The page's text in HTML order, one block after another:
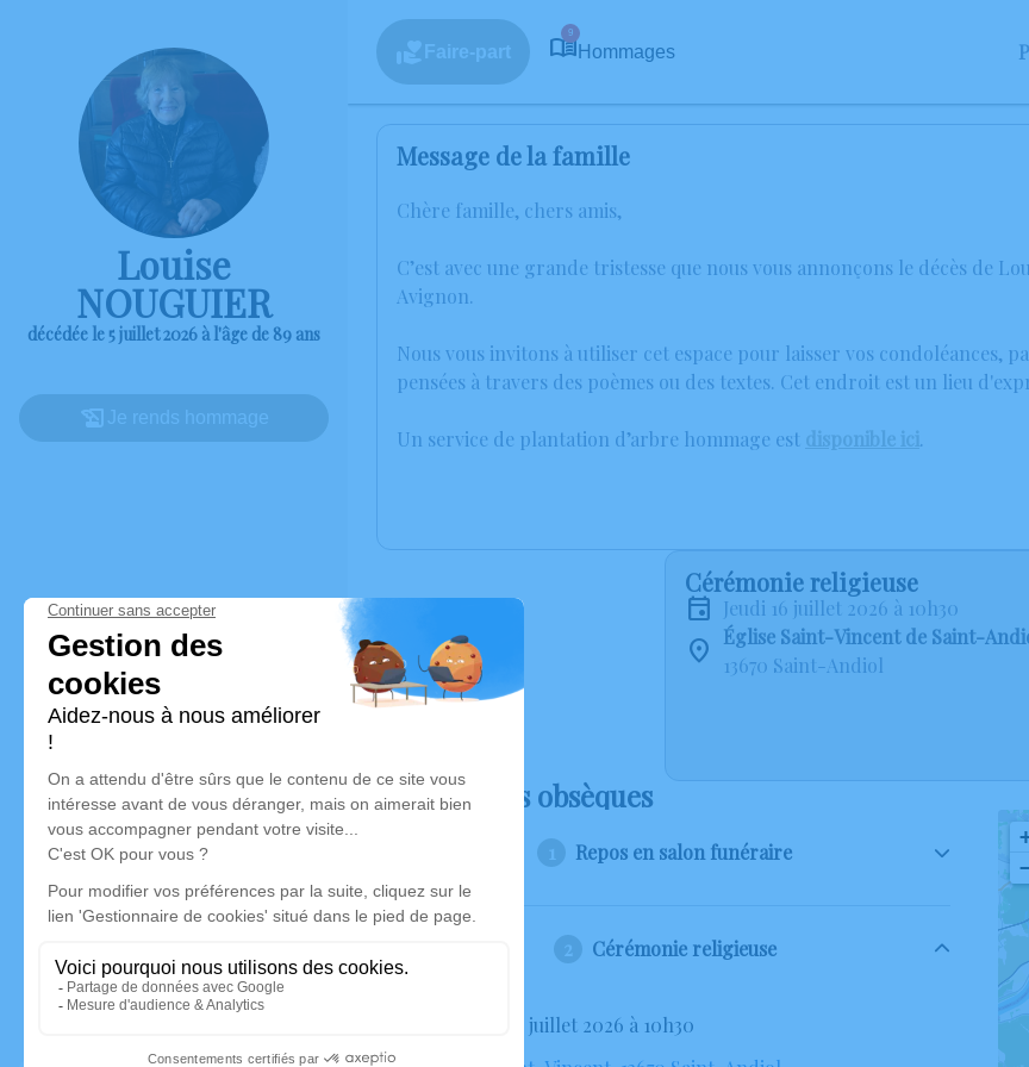
Louise
NOUGUIER
décédée le 5 juillet 2026 à l'âge de 89 ans
Je rends hommage
Faire-part
9
Hommages
Message de la famille
Chère famille, chers amis,
C’est avec une grande tristesse que nous vous annonçons le décès de
Avignon.
Nous vous invitons à utiliser cet espace pour laisser vos condoléances,
pensées à travers des poèmes ou des textes. Cet endroit est un lieu
Un service de plantation d’arbre hommage est disponible ici .
Cérémonie religieuse
jeudi 16 juillet 2026 à 10h30
Église Saint-Vincent de Saint-
13670 Saint-Andiol
Déroulé des obsèques
Repos en salon funéraire
Cérémonie religieuse
Le jeudi 16 juillet 2026 à 10h30